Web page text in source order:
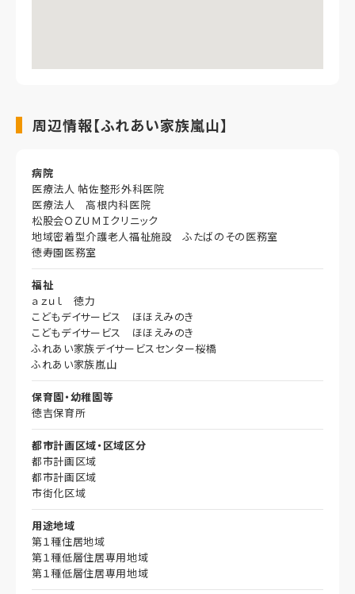
周辺情報【ふれあい家族嵐山】
病院
医療法人 帖佐整形外科医院
医療法人 高根内科医院
松股会ＯＺＵＭＩクリニック
地域密着型介護老人福祉施設 ふたばのその医務室
徳寿園医務室
福祉
ａｚｕｌ 徳力
こどもデイサービス ほほえみのき
こどもデイサービス ほほえみのき
ふれあい家族デイサービスセンター桜橋
ふれあい家族嵐山
保育園・幼稚園等
徳吉保育所
都市計画区域・区域区分
都市計画区域
都市計画区域
市街化区域
用途地域
第１種住居地域
第１種低層住居専用地域
第１種低層住居専用地域